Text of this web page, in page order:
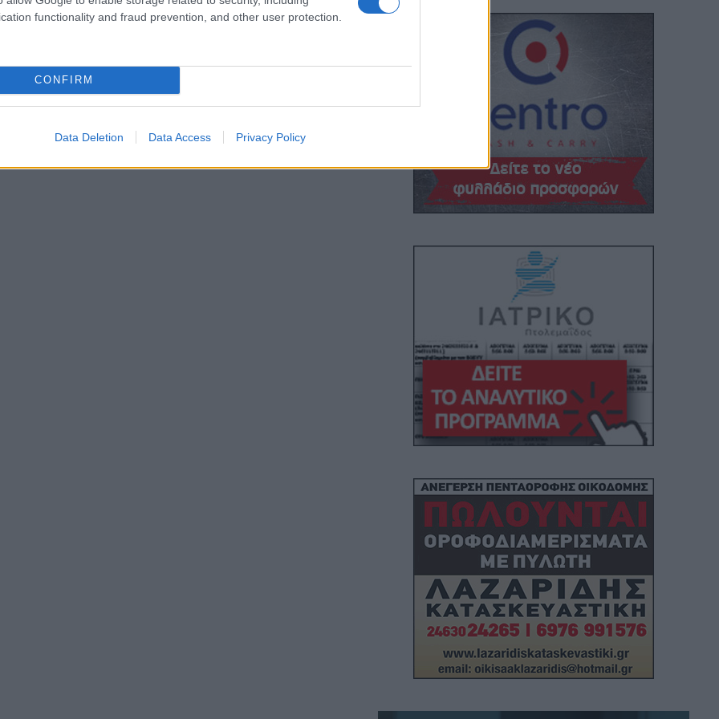
functionality and fraud prevention, and other user protection.
CONFIRM
Data Deletion Data Access Privacy Policy